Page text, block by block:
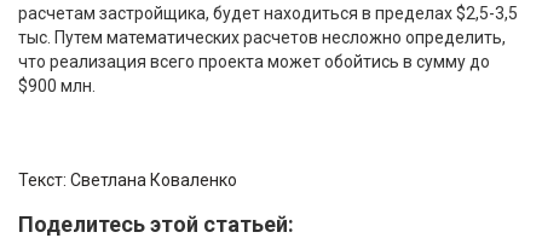
расчетам застройщика, будет находиться в пределах $2,5-3,5
тыс. Путем математических расчетов несложно определить,
что реализация всего проекта может обойтись в сумму до
$900 млн.
Текст: Светлана Коваленко
Поделитесь этой статьей: